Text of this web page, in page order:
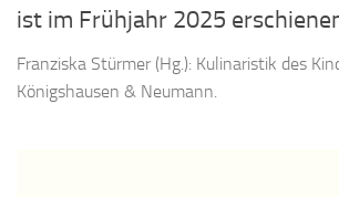
ist im Frühjahr 2025
Franziska Stürmer (Hg.): Kulinaristik des
Königshausen & Neumann.